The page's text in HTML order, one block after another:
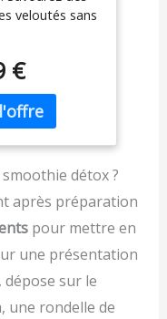
grâce à notre
6200
dans le
contribuer
de
et à la
des déchets
pilée
risque de
le bol ;
sous la base
la stabilité du
et
texturés du
veloutés sans
Philips,
technologie
pour 25%
en plus (1)
PLUS : Le
ProBlend
difficiles en
ProBlend
bocal nervuré
circulation
€
détox ?
après préparation
pour mettre en
une présentation
dépose sur le
une rondelle de